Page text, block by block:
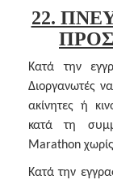
22.
Κατά την
Διοργανωτές
ακίνητες ή
κατά τη
Marathon
Κατά την